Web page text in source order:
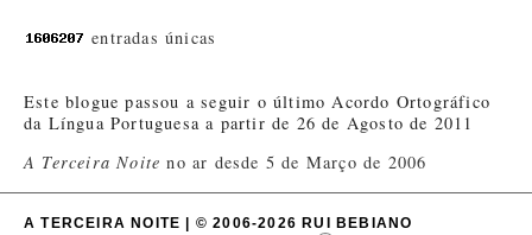
entradas únicas
Este blogue passou a seguir o último Acordo Ortográfico
da Língua Portuguesa a partir de 26 de Agosto de 2011
A Terceira Noite no ar desde 5 de Março de 2006
A TERCEIRA NOITE | © 2006-2026 RUI BEBIANO